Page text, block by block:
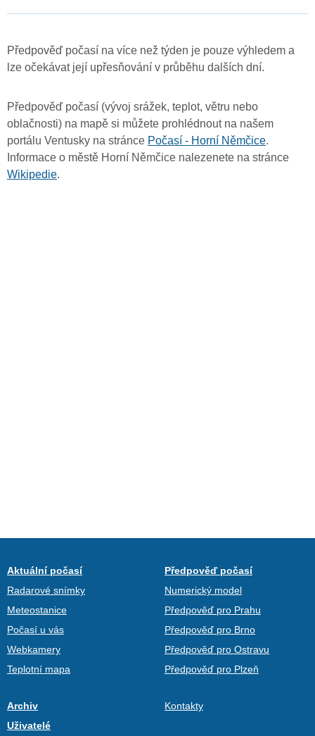
Předpověď počasí na více než týden je pouze výhledem a
lze očekávat její upřesňování v průběhu dalších dní.
Předpověď počasí (vývoj srážek, teplot, větru nebo
oblačnosti) na mapě si můžete prohlédnout na našem
portálu Ventusky na stránce Počasí - Horní Němčice.
Informace o městě Horní Němčice nalezenete na stránce
Wikipedie.
Aktuální počasí
Radarové snímky
Meteostanice
Počasí u vás
Webkamery
Teplotní mapa
Předpověď počasí
Numerický model
Předpověď pro Prahu
Předpověď pro Brno
Předpověď pro Ostravu
Předpověď pro Plzeň
Archiv
Uživatelé
Kontakty